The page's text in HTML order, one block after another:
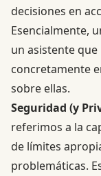
decisiones en
Esencialmente,
un asistente
concretamente
sobre ellas.
Seguridad (y
referimos a la
de límites
problemáticas.